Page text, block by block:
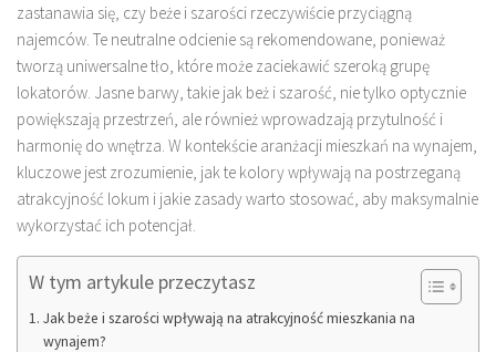
zastanawia się, czy beże i szarości rzeczywiście przyciągną
najemców. Te neutralne odcienie są rekomendowane, ponieważ
tworzą uniwersalne tło, które może zaciekawić szeroką grupę
lokatorów. Jasne barwy, takie jak beż i szarość, nie tylko optycznie
powiększają przestrzeń, ale również wprowadzają przytulność i
harmonię do wnętrza. W kontekście aranżacji mieszkań na wynajem,
kluczowe jest zrozumienie, jak te kolory wpływają na postrzeganą
atrakcyjność lokum i jakie zasady warto stosować, aby maksymalnie
wykorzystać ich potencjał.
W tym artykule przeczytasz
Jak beże i szarości wpływają na atrakcyjność mieszkania na
wynajem?